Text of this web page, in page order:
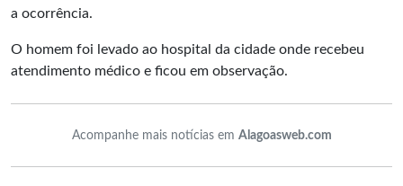
a ocorrência.
O homem foi levado ao hospital da cidade onde recebeu
atendimento médico e ficou em observação.
Acompanhe mais notícias em Alagoasweb.com